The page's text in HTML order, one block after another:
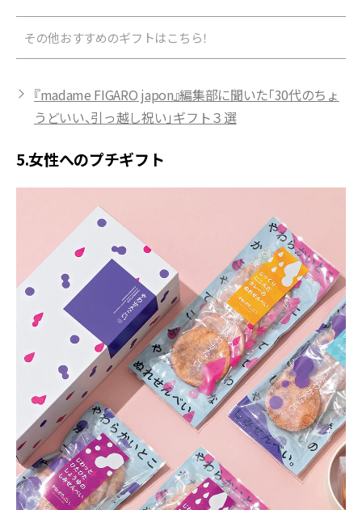
その他おすすめのギフトはこちら！
『madame FIGARO japon』編集部に聞いた「30代のちょ
うどいい、引っ越し祝い」ギフト３選
5.女性へのプチギフト